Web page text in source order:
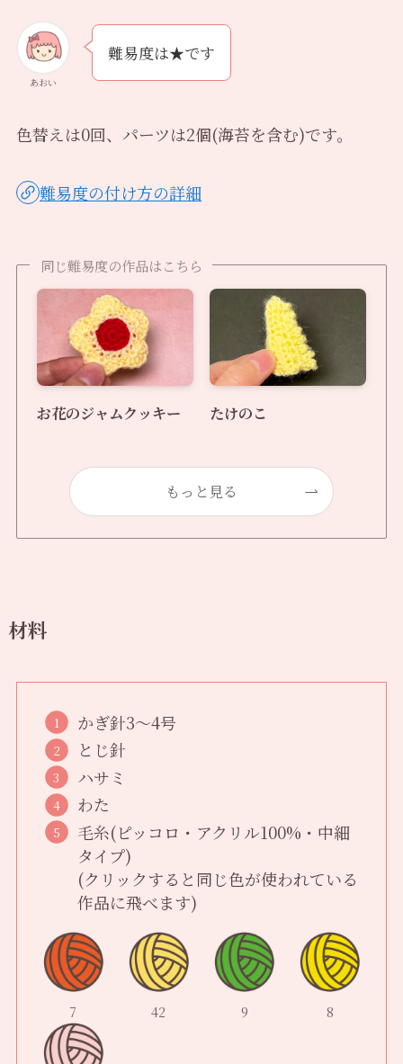
あおい
難易度は★です
色替えは0回、パーツは2個(海苔を含む)です。
難易度の付け方の詳細
同じ難易度の作品はこちら
お花のジャムクッキー たけのこ
もっと見る
材料
かぎ針3〜4号
とじ針
ハサミ
わた
毛糸(ピッコロ・アクリル100%・中細
タイプ)
(クリックすると同じ色が使われている
作品に飛べます)
7 42 9 8